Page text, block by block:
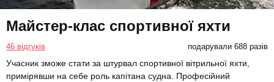
Майстер-клас спортивної яхти
46 відгуків подарували 688 разів
Учасник зможе стати за штурвал спортивної вітрильної яхти,
примірявши на себе роль капітана судна. Професійний